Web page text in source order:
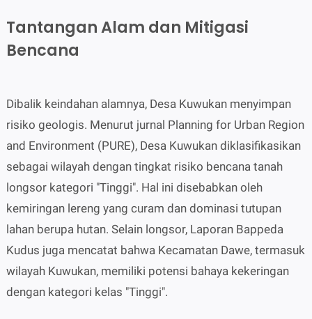
Tantangan Alam dan Mitigasi
Bencana
Dibalik keindahan alamnya, Desa Kuwukan menyimpan
risiko geologis. Menurut jurnal Planning for Urban Region
and Environment (PURE), Desa Kuwukan diklasifikasikan
sebagai wilayah dengan tingkat risiko bencana tanah
longsor kategori "Tinggi". Hal ini disebabkan oleh
kemiringan lereng yang curam dan dominasi tutupan
lahan berupa hutan. Selain longsor, Laporan Bappeda
Kudus juga mencatat bahwa Kecamatan Dawe, termasuk
wilayah Kuwukan, memiliki potensi bahaya kekeringan
dengan kategori kelas "Tinggi".